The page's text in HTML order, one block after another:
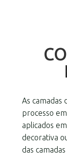
As camadas
processo
aplicados
decorativa
das